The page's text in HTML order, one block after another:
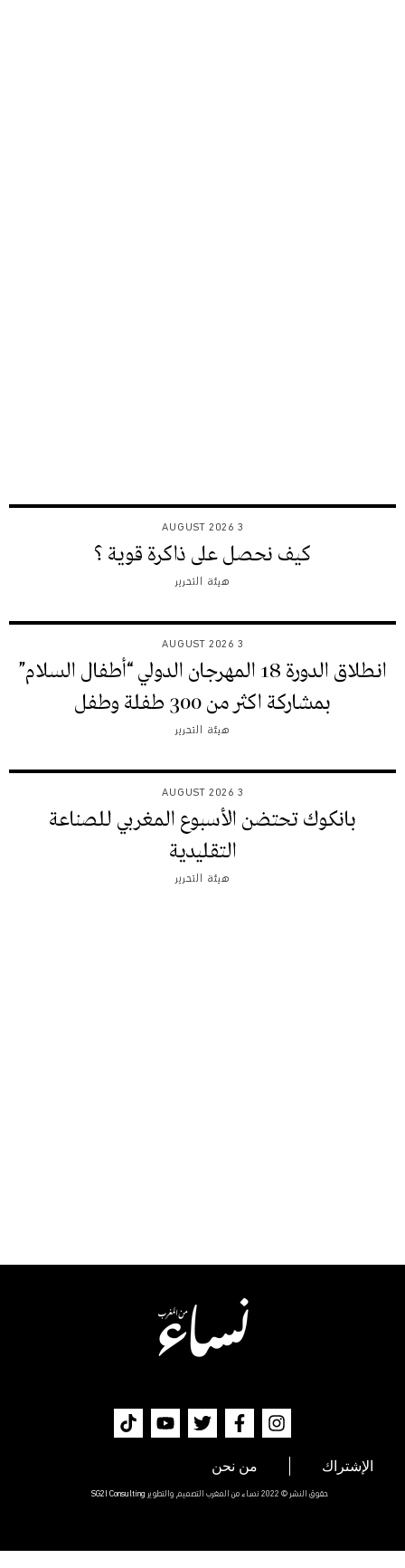
3 AUGUST 2026
كيف نحصل على ذاكرة قوية ؟
هيئة التحرير
3 AUGUST 2026
انطلاق الدورة 18 المهرجان الدولي “أطفال السلام”
بمشاركة اكثر من 300 طفلة وطفل
هيئة التحرير
3 AUGUST 2026
بانكوك تحتضن الأسبوع المغربي للصناعة
التقليدية
هيئة التحرير
الإشتراك من نحن
حقوق النشر © 2022 نساء من المغرب التصميم والتطوير SG2I Consulting